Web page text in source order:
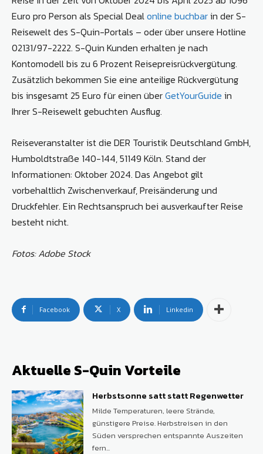
Euro pro Person als Special Dealonline buchbarin der S-
Reisewelt des S-Quin-Portals – oder über unsere Hotline
02131/97-2222. S-Quin Kunden erhalten je nach
Kontomodell bis zu 6 Prozent Reisepreisrückvergütung.
Zusätzlich bekommen Sie eine anteilige Rückvergütung
bis insgesamt 25 Euro für einen überGetYourGuide in
Ihrer S-Reisewelt gebuchten Ausflug.
Reiseveranstalter ist die DER Touristik Deutschland GmbH,
Humboldtstraße 140-144, 51149 Köln. Stand der
Informationen: Oktober 2024. Das Angebot gilt
vorbehaltlich Zwischenverkauf, Preisänderung und
Druckfehler. Ein Rechtsanspruch bei ausverkaufter Reise
besteht nicht.
Fotos: Adobe Stock
Facebook X Linkedin
Aktuelle S-Quin Vorteile
Herbstsonne satt statt Regenwetter
Milde Temperaturen, leere Strände,
günstigere Preise. Herbstreisen in den
Süden versprechen entspannte Auszeiten
fern...